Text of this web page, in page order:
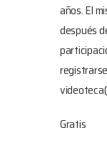
años. El
después
Gratis